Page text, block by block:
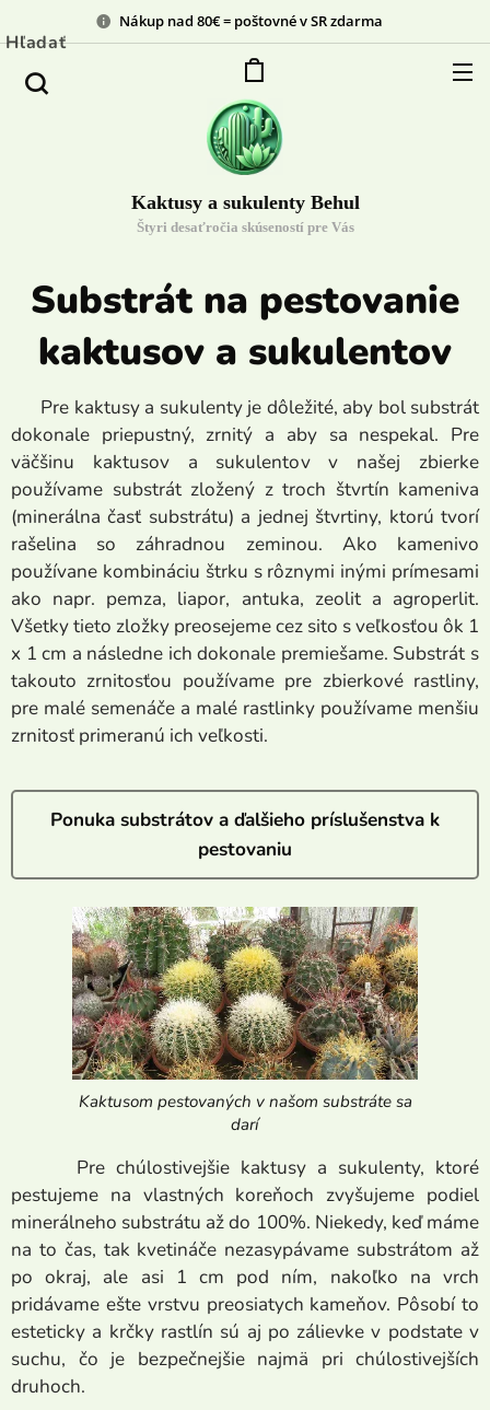
Nákup nad 80€ = poštovné v SR zdarma
Kaktusy a sukulenty Behul
Štyri desaťročia skúseností pre Vás
Hľadať
Substrát na pestovanie
kaktusov a sukulentov
Pre kaktusy a sukulenty je dôležité, aby bol substrát
dokonale priepustný, zrnitý a aby sa nespekal. Pre
väčšinu kaktusov a sukulentov v našej zbierke
používame substrát zložený z troch štvrtín kameniva
(minerálna časť substrátu) a jednej štvrtiny, ktorú tvorí
rašelina so záhradnou zeminou. Ako kamenivo
používane kombináciu štrku s rôznymi inými prímesami
ako napr. pemza, liapor, antuka, zeolit a agroperlit.
Všetky tieto zložky preosejeme cez sito s veľkosťou ôk 1
x 1 cm a následne ich dokonale premiešame. Substrát s
takouto zrnitosťou používame pre zbierkové rastliny,
pre malé semenáče a malé rastlinky používame menšiu
zrnitosť primeranú ich veľkosti.
Ponuka substrátov a ďalšieho príslušenstva k
pestovaniu
Kaktusom pestovaných v našom substráte sa
darí
Pre chúlostivejšie kaktusy a sukulenty, ktoré
pestujeme na vlastných koreňoch zvyšujeme podiel
minerálneho substrátu až do 100%. Niekedy, keď máme
na to čas, tak kvetináče nezasypávame substrátom až
po okraj, ale asi 1 cm pod ním, nakoľko na vrch
pridávame ešte vrstvu preosiatych kameňov. Pôsobí to
esteticky a krčky rastlín sú aj po zálievke v podstate v
suchu, čo je bezpečnejšie najmä pri chúlostivejších
druhoch.